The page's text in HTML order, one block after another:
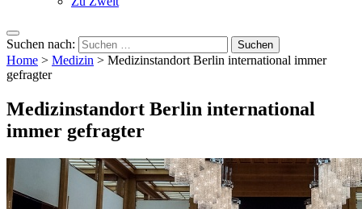
Suchen nach:
Home > Medizin > Medizinstandort Berlin international immer
gefragter
Medizinstandort Berlin international
immer gefragter